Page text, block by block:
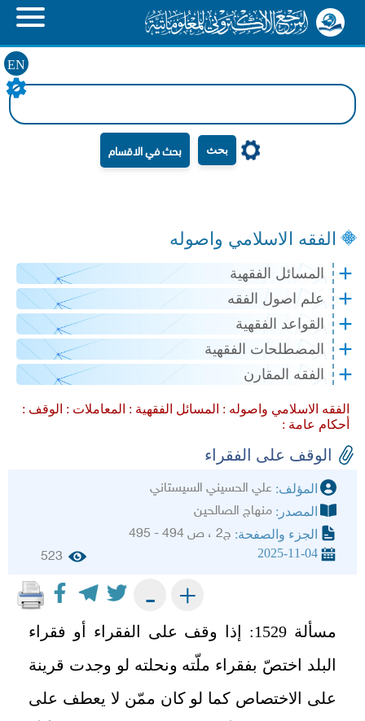
EN
بحث
الفقه الاسلامي واصوله
المسائل الفقهية
علم اصول الفقه
القواعد الفقهية
المصطلحات الفقهية
الفقه المقارن
الفقه الاسلامي واصوله : المسائل الفقهية : المعاملات : الوقف :
أحكام عامة :
الوقف على الفقراء
المؤلف: علي الحسيني السيستاني
المصدر: منهاج الصالحين
الجزء والصفحة: ج2 ، ص 494 - 495
2025-11-04
523
+
-
مسألة 1529: إذا وقف على الفقراء أو فقراء
البلد اختصّ بفقراء ملّته ونحلته لو وجدت قرينة
على الاختصاص كما لو كان ممّن لا يعطف على